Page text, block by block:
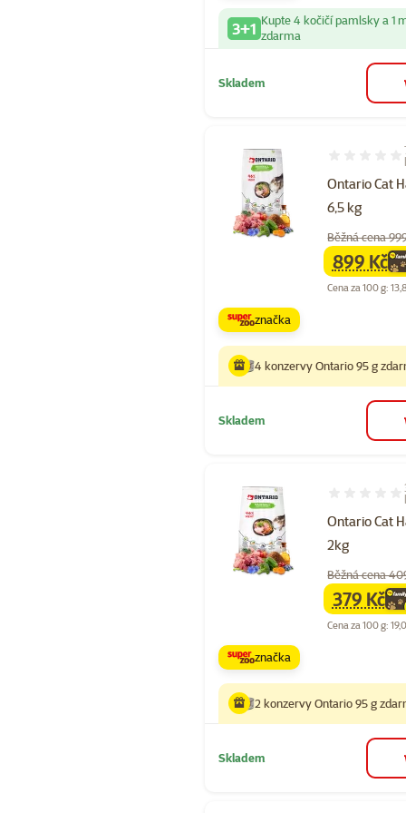
3+1 Kupte 4 kočičí pamlsky a 1
zdarma
Skladem
Ontario Cat
6,5 kg
Hodnocení
Běžná cena
family
899 Kč
Cena za 100 g:
značka
4 konzervy Ontario 95 g
Skladem
Ontario Cat
2kg
Hodnocení
Běžná cena
family
379 Kč
Cena za 100 g:
značka
2 konzervy Ontario 95 g
Skladem